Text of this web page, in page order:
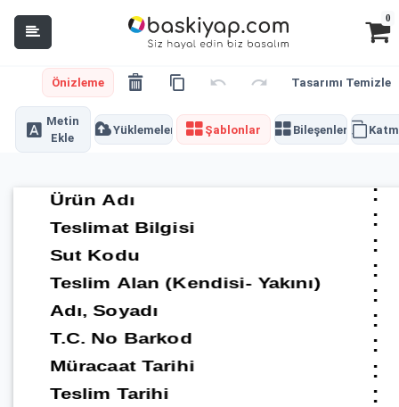
0
Önizleme Tasarımı Temizle
Metin
Ekle
Yüklemeler Şablonlar Bileşenler